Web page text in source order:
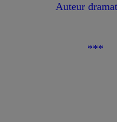
Auteur
***